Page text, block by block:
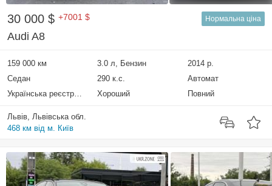
30 000 $ +7001 $ Нормальна ціна
Audi A8
159 000 км 3.0 л, Бензин
2014 р.
Седан
290 к.с.
Автомат
Українська реєстрація
Хороший Повний
Львів, Львівська обл.
468 км від м. Київ